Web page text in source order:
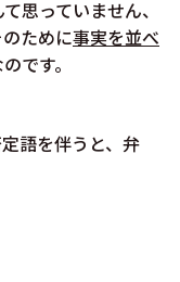
思っていません、
ために事実を並べ
です。
語を伴うと、弁